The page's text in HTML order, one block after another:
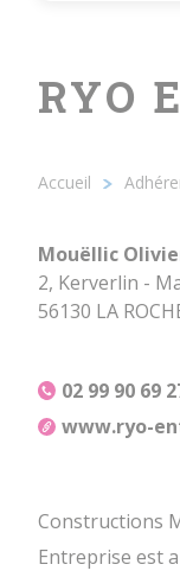
RYO
Fil
Accueil
Mouëllic
2, Kerverlin -
56130 LA
02 99 90 69
www.ryo-
Constructions
Entreprise est